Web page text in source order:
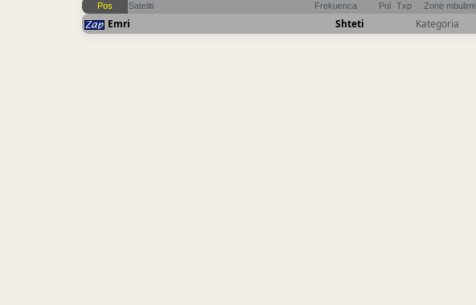
Pos Sateliti Frekuenca Pol Txp Zonë mbulimi
Emri Shteti Kategoria